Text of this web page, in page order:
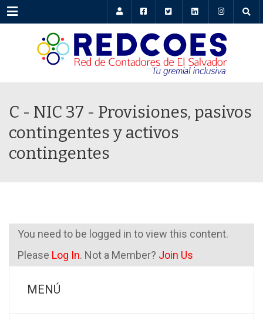
Menu
C - NIC 37 - Provisiones, pasivos
contingentes y activos
contingentes
You need to be logged in to view this content.
Please Log In. Not a Member? Join Us
MENÚ